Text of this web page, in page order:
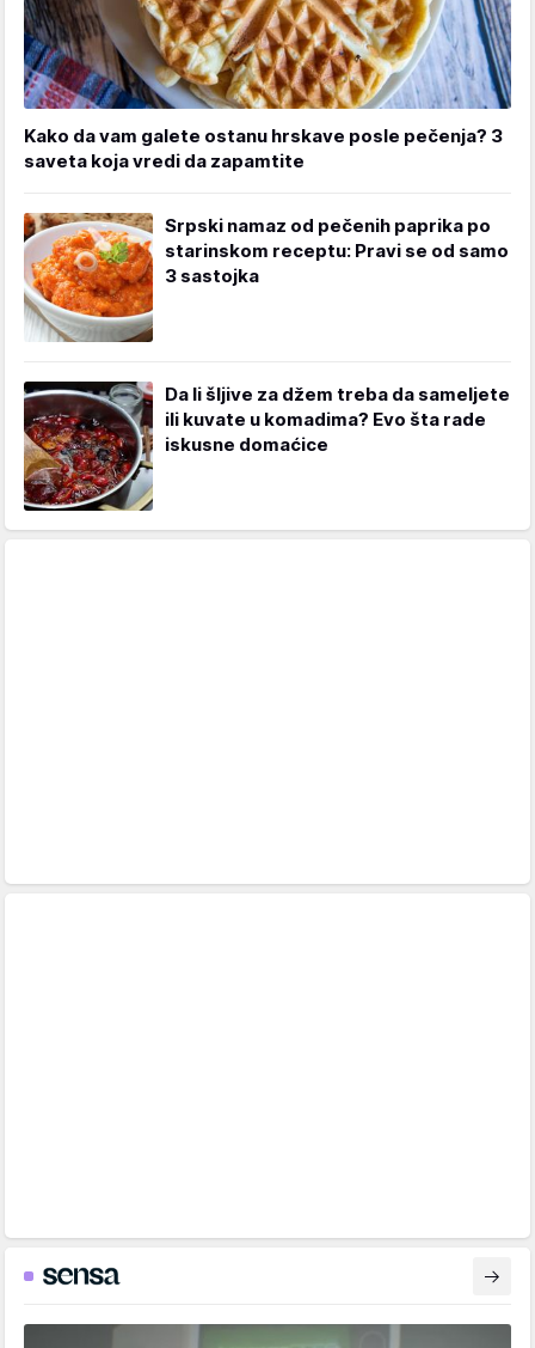
Kako da vam galete ostanu hrskave posle pečenja? 3
saveta koja vredi da zapamtite
Srpski namaz od pečenih paprika po
starinskom receptu: Pravi se od samo
3 sastojka
Da li šljive za džem treba da sameljete
ili kuvate u komadima? Evo šta rade
iskusne domaćice